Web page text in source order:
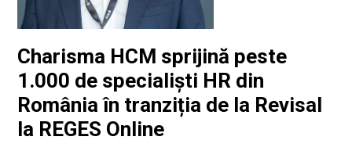
Charisma HCM sprijină peste
1.000 de specialiști HR din
România în tranziția de la Revisal
la REGES Online